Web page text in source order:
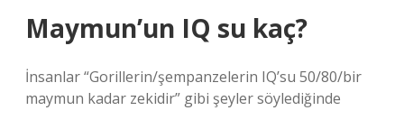
Maymun’un IQ su kaç?
İnsanlar “Gorillerin/şempanzelerin IQ’su 50/80/bir
maymun kadar zekidir” gibi şeyler söylediğinde